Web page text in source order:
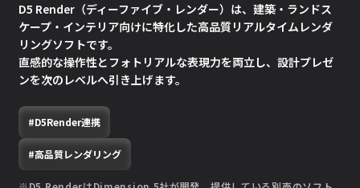
D5 Render（ディーファイブ・レンダー）は、建築・ランドス
ケープ・インテリア向けに特化した高品質リアルタイムレンダ
リングソフトです。
直感的な操作性とフォトリアルな表現力を両立し、設計プレゼ
ンを次のレベルへ引き上げます。
#D5Render連携
#高品質レンダリング